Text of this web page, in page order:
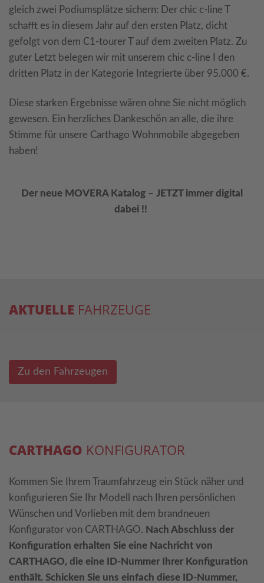
gleich zwei Podiumsplätze sichern: Der chic c-line T
schafft es in diesem Jahr auf den ersten Platz, dicht
gefolgt von dem C1-tourer T auf dem zweiten Platz. Zu
guter Letzt belegen wir mit unserem chic c-line I den
dritten Platz in der Kategorie Integrierte über 95.000 €.
Diese starken Ergebnisse wären ohne Sie nicht möglich
gewesen. Ein herzliches Dankeschön an alle, die ihre
Stimme für unsere Carthago Wohnmobile abgegeben
haben!
Der neue MOVERA Katalog – JETZT immer digital
dabei !!
AKTUELLE FAHRZEUGE
Zu den Fahrzeugen
CARTHAGO KONFIGURATOR
Kommen Sie Ihrem Traumfahrzeug ein Stück näher und
konfigurieren Sie Ihr Modell nach Ihren persönlichen
Wünschen und Vorlieben mit dem brandneuen
Konfigurator von CARTHAGO. Nach Abschluss der
Konfiguration erhalten Sie eine Nachricht von
CARTHAGO, die eine ID-Nummer Ihrer Konfiguration
enthält. Schicken Sie uns einfach diese ID-Nummer,